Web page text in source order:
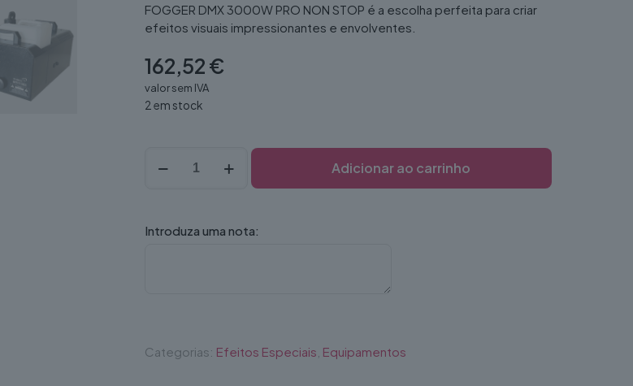
FOGGER DMX 3000W PRO NON STOP é a escolha perfeita para criar
efeitos visuais impressionantes e envolventes.
162,52€
valor sem IVA
2 em stock
de
fumo
STOP
Adicionar ao carrinho
Introduza uma nota:
Categorias: Efeitos Especiais Equipamentos